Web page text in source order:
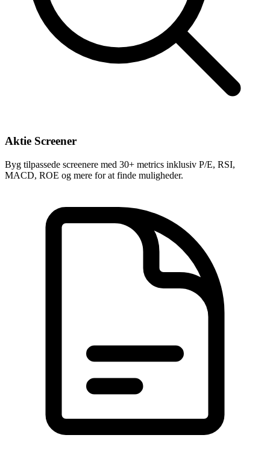
Aktie Screener
Byg tilpassede screenere med 30+ metrics inklusiv P/E, RSI,
MACD, ROE og mere for at finde muligheder.